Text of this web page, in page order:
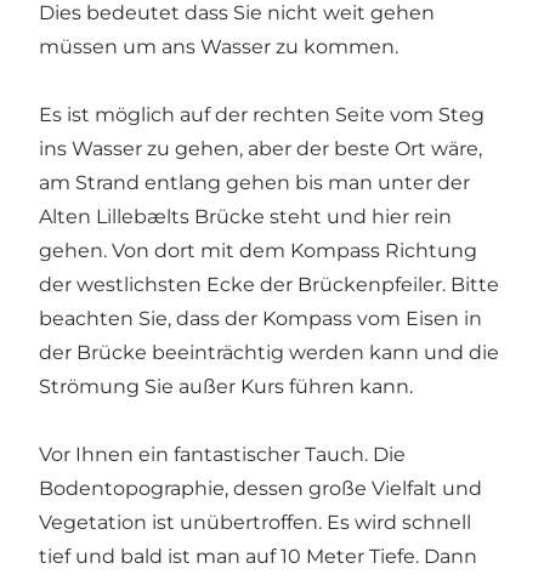
Dies bedeutet dass Sie nicht weit gehen
müssen um ans Wasser zu kommen.
Es ist möglich auf der rechten Seite vom Steg
ins Wasser zu gehen, aber der beste Ort wäre,
am Strand entlang gehen bis man unter der
Alten Lillebælts Brücke steht und hier rein
gehen. Von dort mit dem Kompass Richtung
der westlichsten Ecke der Brückenpfeiler. Bitte
beachten Sie, dass der Kompass vom Eisen in
der Brücke beeinträchtig werden kann und die
Strömung Sie außer Kurs führen kann.
Vor Ihnen ein fantastischer Tauch. Die
Bodentopographie, dessen große Vielfalt und
Vegetation ist unübertroffen. Es wird schnell
tief und bald ist man auf 10 Meter Tiefe. Dann